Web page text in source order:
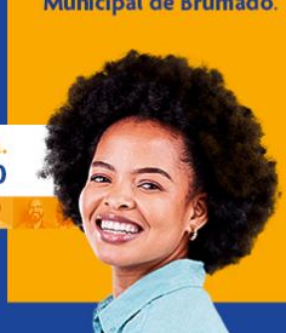
distribuição e
câncer de mama. A